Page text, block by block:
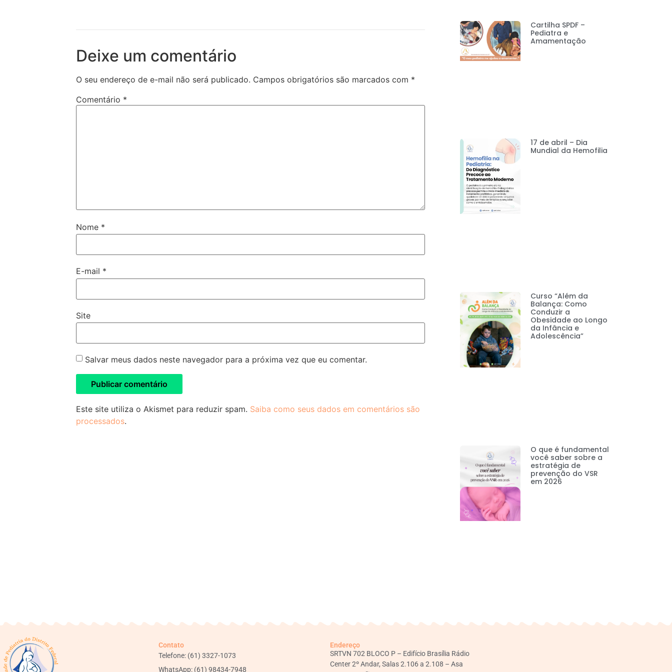
Deixe um comentário
O seu endereço de e-mail não será publicado. Campos obrigatórios são marcados com *
Comentário *
Nome *
E-mail *
Site
Salvar meus dados neste navegador para a próxima vez que eu comentar.
Este site utiliza o Akismet para reduzir spam. Saiba como seus dados em comentários são
processados.
Cartilha SPDF –
Pediatra e
Amamentação
17 de abril – Dia
Mundial da Hemofilia
Curso “Além da
Balança: Como
Conduzir a
Obesidade ao Longo
da Infância e
Adolescência”
O que é fundamental
você saber sobre a
estratégia de
prevenção do VSR
em 2026
Contato
Telefone: (61) 3327-1073
WhatsApp: (61) 98434-7948
Endereço
SRTVN 702 BLOCO P – Edifício Brasília Rádio
Center 2º Andar, Salas 2.106 a 2.108 – Asa